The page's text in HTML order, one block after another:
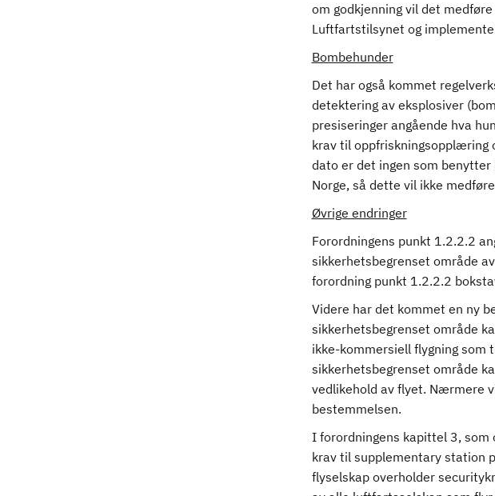
om godkjenning vil det
Luftfartstilsynet og
Bombehunder
Det har også kommet
detektering av eksplosiver
presiseringer angående hva
krav til oppfriskningsopplæring
dato er det ingen som
Norge, så dette vil ikke
Øvrige endringer
Forordningens punkt 1.2.2.2
sikkerhetsbegrenset område
forordning punkt 1.2.2.2
Videre har det kommet en ny
sikkerhetsbegrenset område
ikke-kommersiell flygning som
sikkerhetsbegrenset område
vedlikehold av flyet. Nærmere
bestemmelsen.
I forordningens kapittel 3,
krav til supplementary station
flyselskap overholder